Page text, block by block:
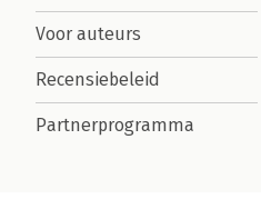
Voor auteurs
Recensiebeleid
Partnerprogramma